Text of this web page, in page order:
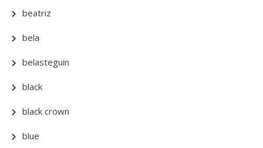
beatriz
bela
belasteguin
black
black crown
blue